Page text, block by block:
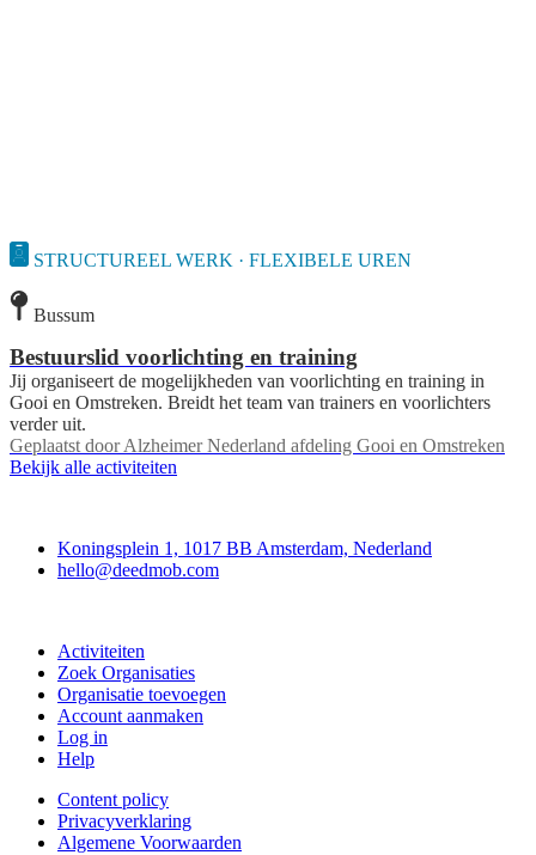
STRUCTUREEL WERK · FLEXIBELE UREN
Bussum
Bestuurslid voorlichting en training
Jij organiseert de mogelijkheden van voorlichting en training in
Gooi en Omstreken. Breidt het team van trainers en voorlichters
verder uit.
Geplaatst doorAlzheimer Nederland afdeling Gooi en Omstreken
Bekijk alle activiteiten
Koningsplein 1, 1017 BB Amsterdam, Nederland
hello@deedmob.com
Activiteiten
Zoek Organisaties
Organisatie toevoegen
Account aanmaken
Log in
Help
Content policy
Privacyverklaring
Algemene Voorwaarden